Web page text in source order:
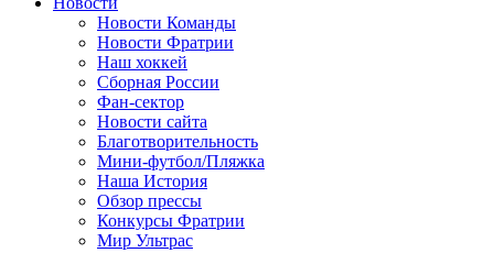
Новости Команды
Новости Фратрии
Наш хоккей
Сборная России
Фан-cектор
Новости сайта
Благотворительность
Мини-футбол/Пляжка
Наша История
Обзор прессы
Конкурсы Фратрии
Мир Ультрас